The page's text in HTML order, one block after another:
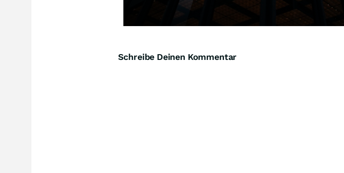
Schreibe Deinen Kommentar